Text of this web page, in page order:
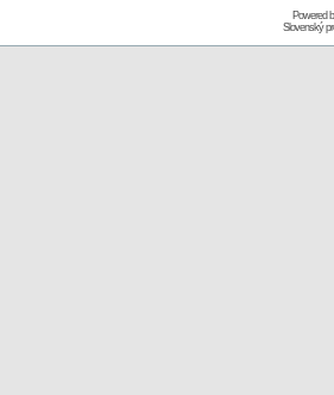
Powered
Slovenský